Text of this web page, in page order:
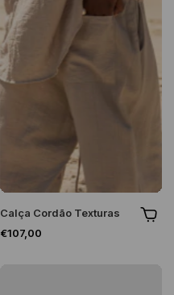
Calça Cordão Texturas
€107,00